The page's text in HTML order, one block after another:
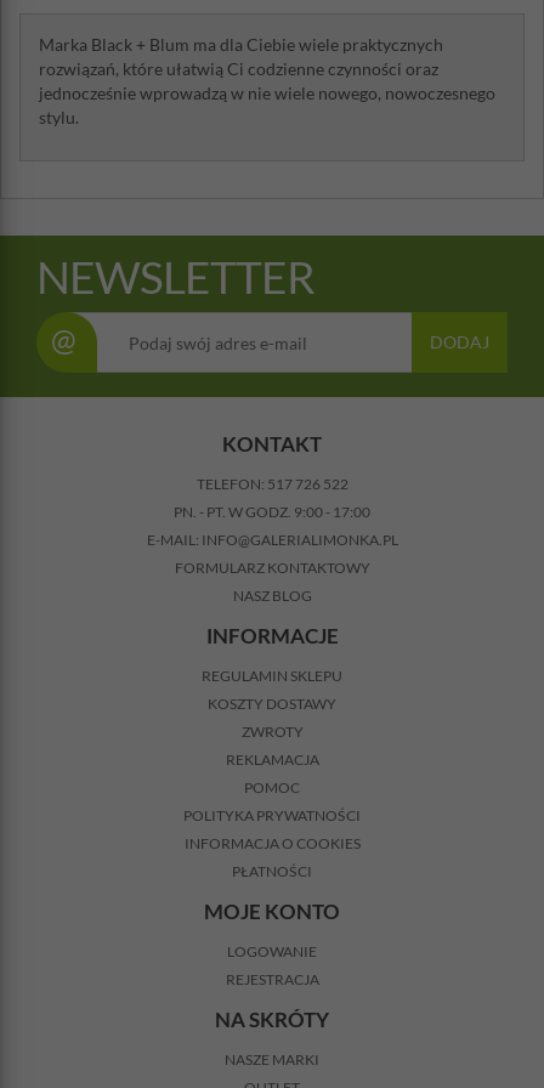
Marka Black + Blum ma dla Ciebie wiele praktycznych
rozwiązań, które ułatwią Ci codzienne czynności oraz
jednocześnie wprowadzą w nie wiele nowego, nowoczesnego
stylu.
NEWSLETTER
@ DODAJ
KONTAKT
TELEFON: 517 726 522
PN. - PT. W GODZ. 9:00 - 17:00
E-MAIL: INFO@GALERIALIMONKA.PL
FORMULARZ KONTAKTOWY
NASZ BLOG
INFORMACJE
REGULAMIN SKLEPU
KOSZTY DOSTAWY
ZWROTY
REKLAMACJA
POMOC
POLITYKA PRYWATNOŚCI
INFORMACJA O COOKIES
PŁATNOŚCI
MOJE KONTO
LOGOWANIE
REJESTRACJA
NA SKRÓTY
NASZE MARKI